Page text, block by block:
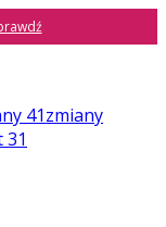
41zmiany
31